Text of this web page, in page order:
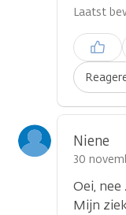
Laatst
Inloggen
plaatsen
Niene
30
Oei,
Mijn